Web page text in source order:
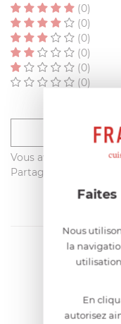
(0)
(0)
(0)
(0)
(0)
(0)
Vous avez acheté ce
Partagez votre avis
Nous
la
En
autorisez